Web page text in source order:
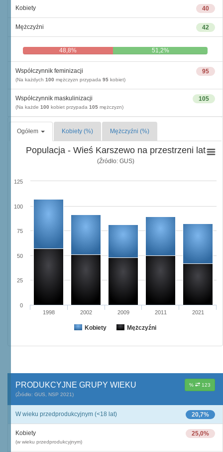
40
Kobiety
42
Mężczyźni
48,8% 51,2%
95
Współczynnik feminizacji
(Na każdych 100 mężczyzn przypada 95 kobiet)
105
Współczynnik maskulinizacji
(Na każde 100 kobiet przypada 105 mężczyzn)
Ogółem Kobiety (%) Mężczyźni (%)
Populacja - Wieś Karszewo na przestrzeni lat
(Źródło: GUS)
Kobiety Mężczyźni
1998 2002 2009 2011 2021
0
25
50
75
100
125
% 123
PRODUKCYJNE GRUPY WIEKU
(Źródło: GUS, NSP 2021)
20,7%
W wieku przedprodukcyjnym (<18 lat)
25,0%
Kobiety
(w wieku przedprodukcyjnym)